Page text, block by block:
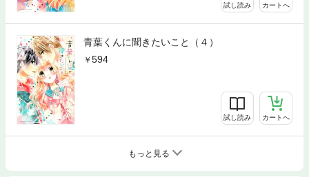
試し読み カートへ
青葉くんに聞きたいこと（４）
594
試し読み カートへ
もっと見る